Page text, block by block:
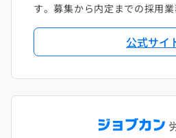
す。募集から内定までの採用業
公式サイ